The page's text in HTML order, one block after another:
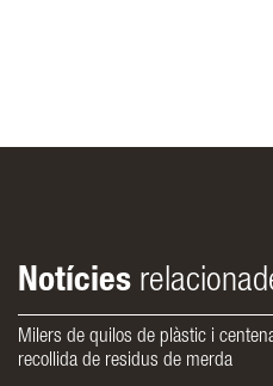
Notícies
Milers de quilos de plàstic i
recollida de residus de merda